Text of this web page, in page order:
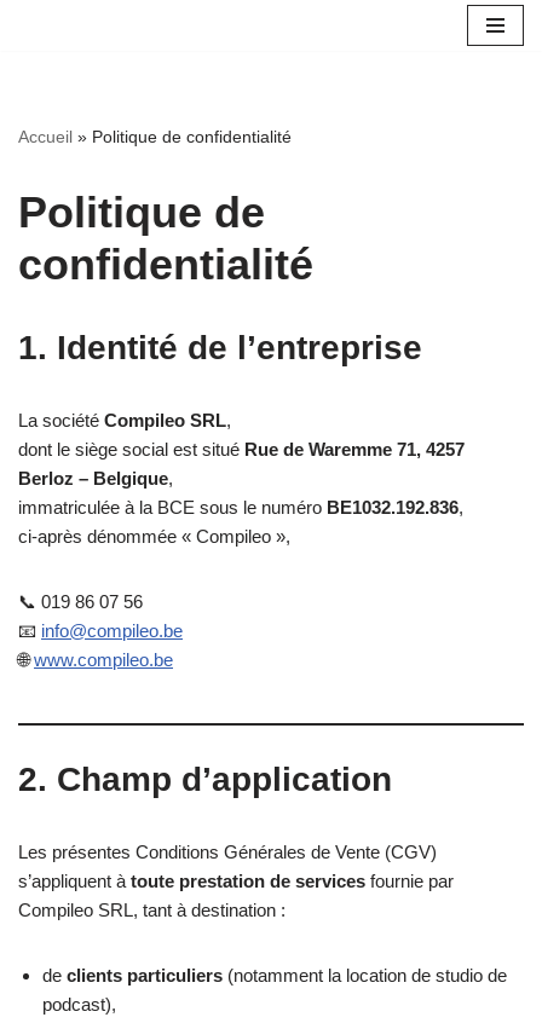
Accueil » Politique de confidentialité
Politique de
confidentialité
1. Identité de l’entreprise
La société Compileo SRL,
dont le siège social est situé Rue de Waremme 71, 4257
Berloz – Belgique,
immatriculée à la BCE sous le numéro BE1032.192.836,
ci-après dénommée « Compileo »,
📞 019 86 07 56
📧 info@compileo.be
🌐www.compileo.be
2. Champ d’application
Les présentes Conditions Générales de Vente (CGV)
s’appliquent à toute prestation de services fournie par
Compileo SRL, tant à destination :
de clients particuliers (notamment la location de studio de
podcast),